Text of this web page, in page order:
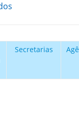
Secretarias